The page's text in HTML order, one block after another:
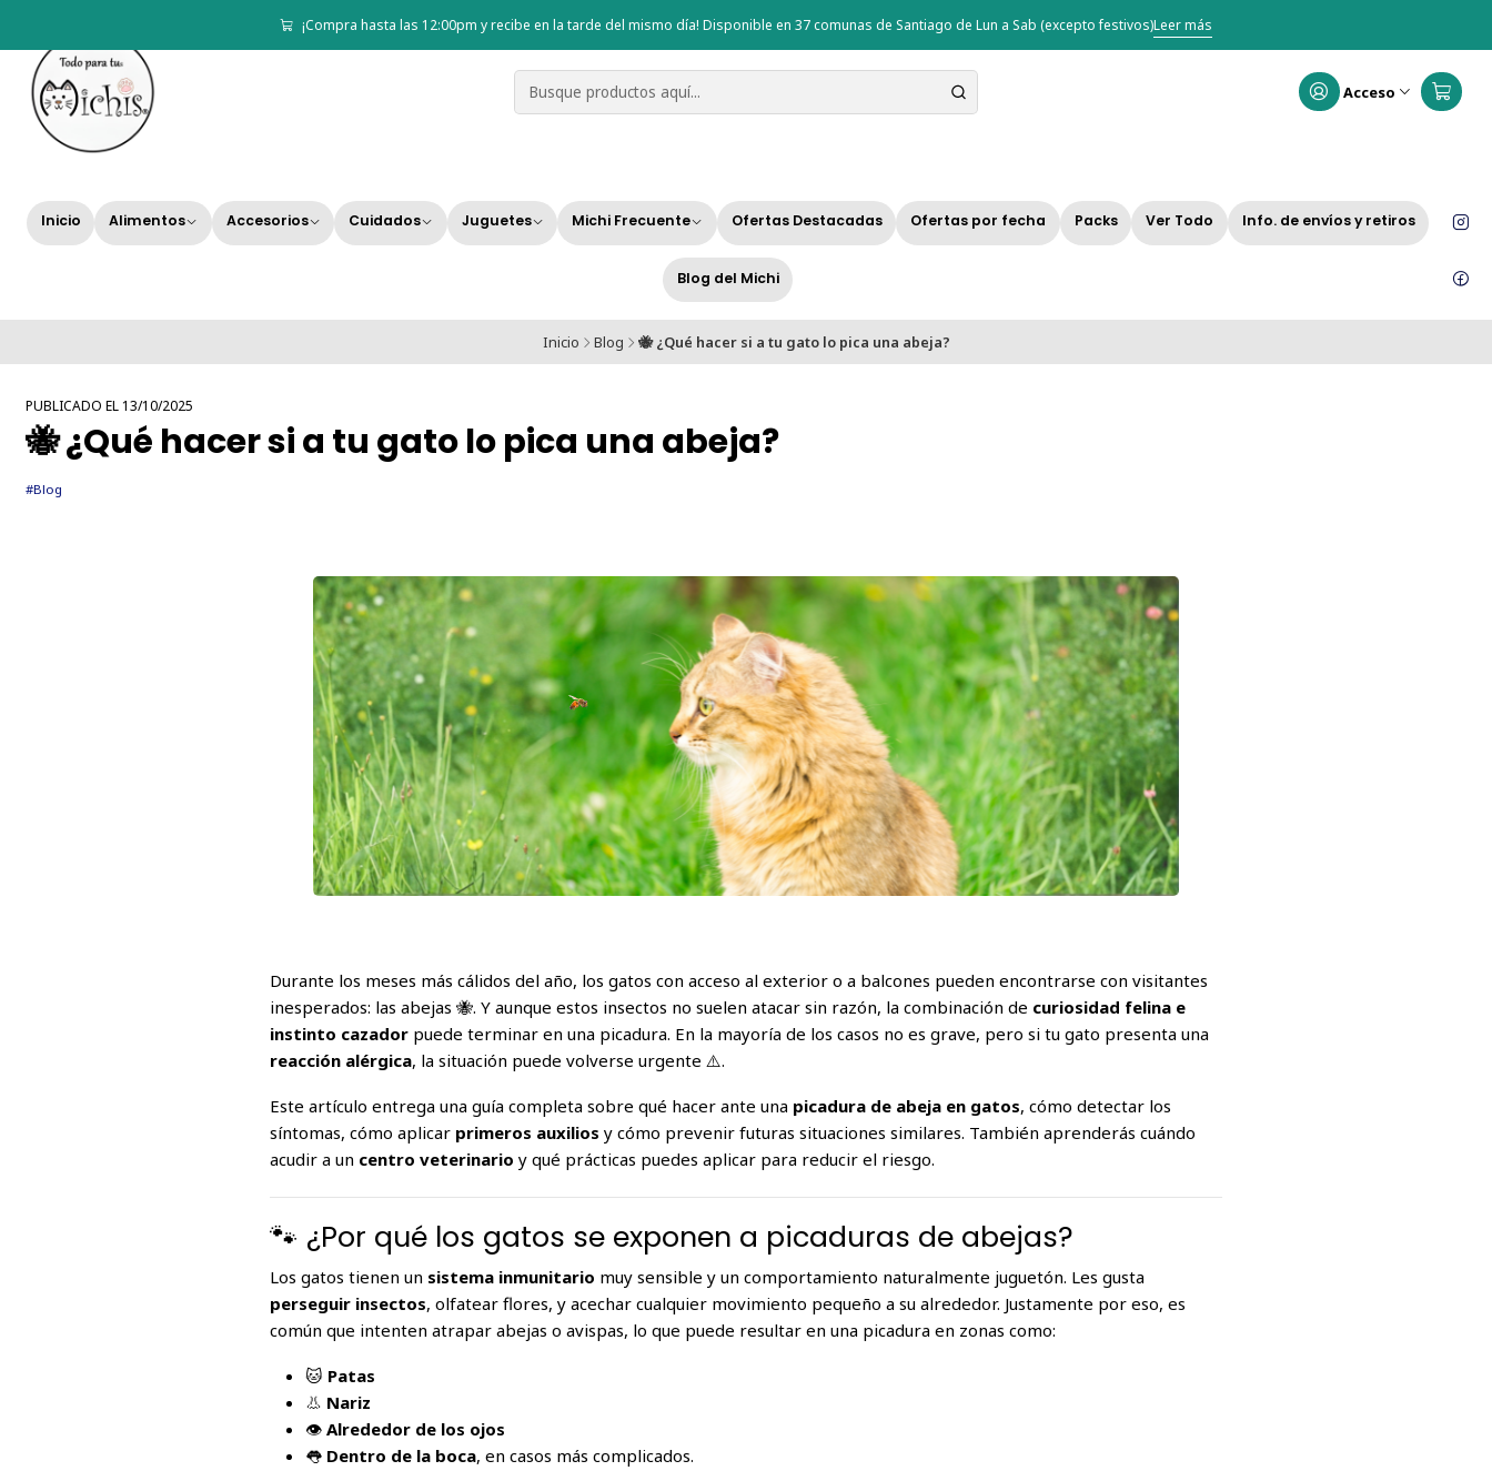
Acceso
Inicio Alimentos Accesorios Cuidados Juguetes Michi Frecuente Ofertas Destacadas Ofertas por fecha Packs Ver Todo Info. de envíos y retiros
Blog del Michi
¡Compra hasta las 12:00pm y recibe en la tarde del mismo día! Disponible en 37 comunas de Santiago de Lun a Sab (excepto festivos)Leer más
Inicio Blog 🐝 ¿Qué hacer si a tu gato lo pica una abeja?
PUBLICADO EL 13/10/2025
🐝 ¿Qué hacer si a tu gato lo pica una abeja?
#Blog
Durante los meses más cálidos del año, los gatos con acceso al exterior o a balcones pueden encontrarse con visitantes
inesperados: las abejas 🐝. Y aunque estos insectos no suelen atacar sin razón, la combinación de curiosidad felina e
instinto cazador puede terminar en una picadura. En la mayoría de los casos no es grave, pero si tu gato presenta una
reacción alérgica, la situación puede volverse urgente ⚠️.
Este artículo entrega una guía completa sobre qué hacer ante una picadura de abeja en gatos, cómo detectar los
síntomas, cómo aplicar primeros auxilios y cómo prevenir futuras situaciones similares. También aprenderás cuándo
acudir a un centro veterinario y qué prácticas puedes aplicar para reducir el riesgo.
🐾 ¿Por qué los gatos se exponen a picaduras de abejas?
Los gatos tienen un sistema inmunitario muy sensible y un comportamiento naturalmente juguetón. Les gusta
perseguir insectos, olfatear flores, y acechar cualquier movimiento pequeño a su alrededor. Justamente por eso, es
común que intenten atrapar abejas o avispas, lo que puede resultar en una picadura en zonas como:
🐱 Patas
👃 Nariz
👁️Alrededor de los ojos
👅 Dentro de la boca, en casos más complicados.